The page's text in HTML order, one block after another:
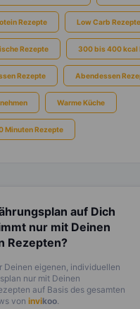
Rezepte Low Carb Rezepte
Rezepte 300 bis 400 kcal
Rezepte Abendessen
Warme Küche
Minuten Rezepte
auf Dich
nur mit Deinen
Rezepten?
Deinen eigenen, individuellen
nur mit Deinen
auf Basis des gesamten
von invikoo